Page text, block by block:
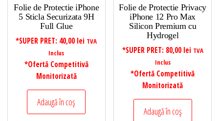
Folie de Protectie iPhone
5 Sticla Securizata 9H
Full Glue
*SUPER PRET: 40,00 lei TVA
Inclus
*Ofertă Competitivă
Monitorizată
Adaugă în coș
Folie de Protectie Privacy
iPhone 12 Pro Max
Silicon Premium cu
Hydrogel
*SUPER PRET: 80,00 lei TVA
Inclus
*Ofertă Competitivă
Monitorizată
Adaugă în coș